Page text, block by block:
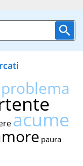
problema
acume
paura